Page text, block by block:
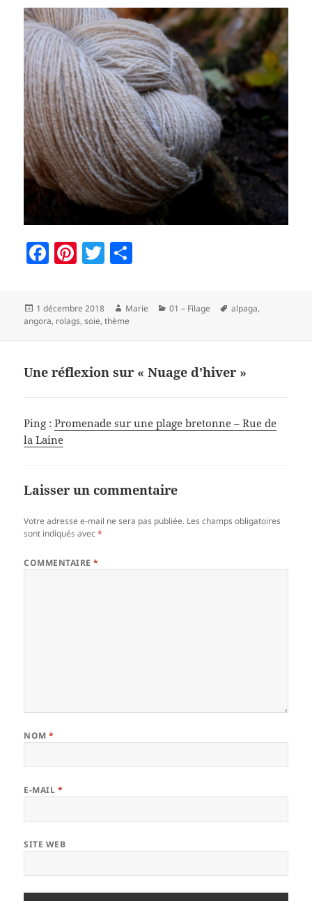
F
c
e
o
o
Pi
er
es
T
itt
er
rt
a
er
Publié
le
1 décembre 2018 Auteur
Marie Catégories
01 – Filage
Mots-
alpaga,
angora, rolags,soie,thème
Une réflexion sur « Nuage d’hiver »
Ping :Promenade sur une plage bretonne – Rue de
la Laine
Laisser un commentaire
Votre adresse e-mail ne sera pas publiée. Les champs obligatoires
sont indiqués avec*
COMMENTAIRE*
NOM*
E-MAIL *
SITE WEB